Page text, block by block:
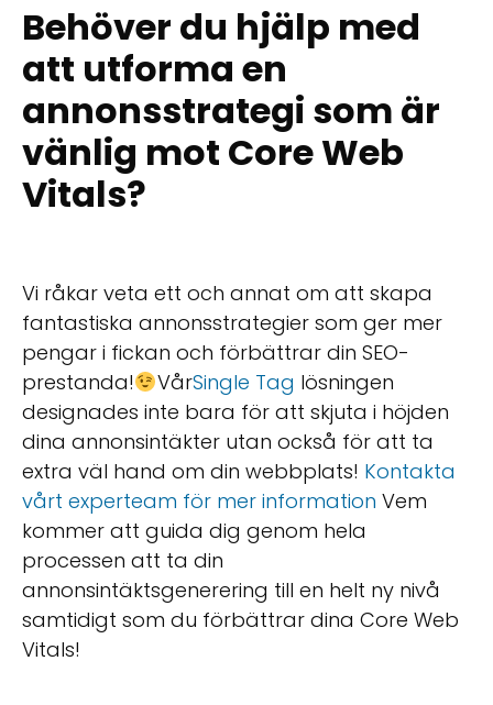
Behöver du hjälp med
att utforma en
annonsstrategi som är
vänlig mot Core Web
Vitals?
Vi råkar veta ett och annat om att skapa
fantastiska annonsstrategier som ger mer
pengar i fickan och förbättrar din SEO-
prestanda!
VårSingle Tag lösningen
designades inte bara för att skjuta i höjden
dina annonsintäkter utan också för att ta
extra väl hand om din webbplats! Kontakta
vårt experteam för mer information Vem
kommer att guida dig genom hela
processen att ta din
annonsintäktsgenerering till en helt ny nivå
samtidigt som du förbättrar dina Core Web
Vitals!